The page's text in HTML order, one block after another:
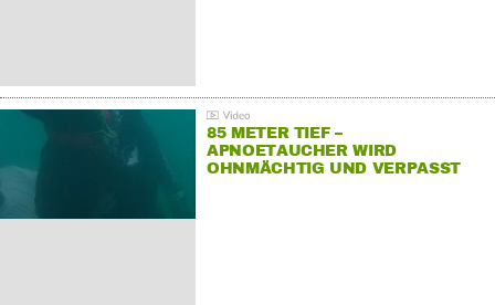
85 METER TIEF –
APNOETAUCHER WIRD
OHNMÄCHTIG UND VERPASST